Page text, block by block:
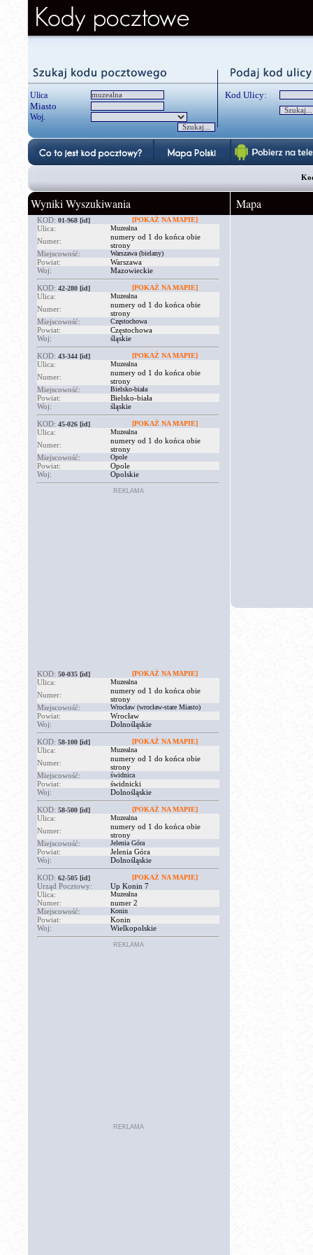
Ulica
Miasto
Woj.
Kod Ulicy:
Wyniki Wyszukiwania
KOD: 01-968 [id] [POKAŻ NA MAPIE]
Ulica: Muzealna
Numer:
numery od 1 do końca obie
strony
Miejscowość:
Warszawa (bielany)
Powiat:
Warszawa
Woj:
Mazowieckie
KOD: 42-280 [id] [POKAŻ NA MAPIE]
Ulica: Muzealna
Numer:
numery od 1 do końca obie
strony
Miejscowość:
Częstochowa
Powiat:
Częstochowa
Woj:
śląskie
KOD: 43-344 [id] [POKAŻ NA MAPIE]
Ulica: Muzealna
Numer:
numery od 1 do końca obie
strony
Miejscowość:
Bielsko-biała
Powiat:
Bielsko-biała
Woj:
śląskie
KOD: 45-026 [id] [POKAŻ NA MAPIE]
Ulica: Muzealna
Numer:
numery od 1 do końca obie
strony
Miejscowość:
Opole
Powiat:
Opole
Woj:
Opolskie
REKLAMA
KOD: 50-035 [id] [POKAŻ NA MAPIE]
Ulica: Muzealna
Numer:
numery od 1 do końca obie
strony
Miejscowość:
Wrocław (wrocław-stare Miasto)
Powiat:
Wrocław
Woj:
Dolnośląskie
KOD: 58-100 [id] [POKAŻ NA MAPIE]
Ulica: Muzealna
Numer:
numery od 1 do końca obie
strony
Miejscowość:
świdnica
Powiat:
świdnicki
Woj:
Dolnośląskie
KOD: 58-500 [id] [POKAŻ NA MAPIE]
Ulica: Muzealna
Numer:
numery od 1 do końca obie
strony
Miejscowość:
Jelenia Góra
Powiat:
Jelenia Góra
Woj:
Dolnośląskie
KOD: 62-505 [id] [POKAŻ NA MAPIE]
Urząd Pocztowy:
Up Konin 7
Ulica:
Muzealna
Numer:
numer 2
Miejscowość:
Konin
Powiat:
Konin
Woj:
Wielkopolskie
REKLAMA
REKLAMA
Mapa